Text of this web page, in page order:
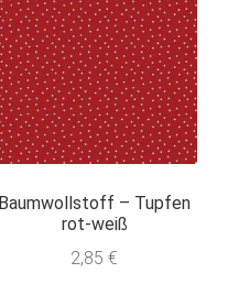
Baumwollstoff – Tupfen
rot-weiß
2,85€